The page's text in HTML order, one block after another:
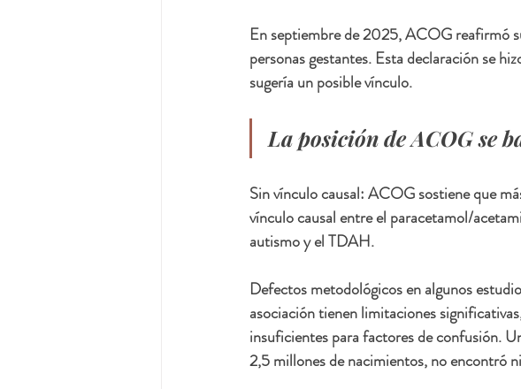
En septiembre de 2025, ACOG reafirmó
personas gestantes. Esta declaración se
sugería un posible vínculo.
La posición de ACOG se
Sin vínculo causal: ACOG sostiene que
vínculo causal entre el paracetamol/
autismo y el TDAH.
Defectos metodológicos en algunos
asociación tienen limitaciones
insuficientes para factores de confusión.
2,5 millones de nacimientos, no encontró